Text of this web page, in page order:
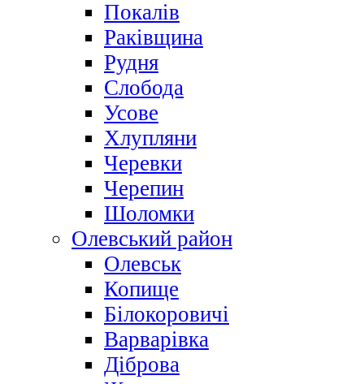
Покалів
Раківщина
Рудня
Слобода
Усове
Хлупляни
Черевки
Черепин
Шоломки
Олевський район
Олевськ
Копище
Білокоровичі
Варварівка
Діброва